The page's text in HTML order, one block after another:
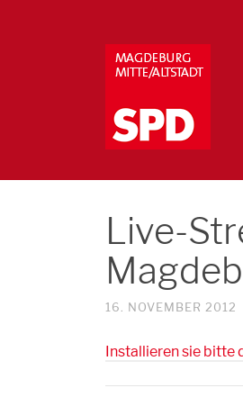
Live-
16. NOVEMBER 2012
Installieren sie bitte